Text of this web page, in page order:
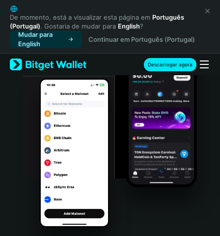
English
日本語
Tiếng Việt
Русский
Español (Latinoamérica)
Türkçe
Italiano
Português (Portugal)
Bahasa Indonesia
Português (Brasil)
Español (Argentina)
De momento, está a visualizar esta página em Português
(Portugal). Gostaria de mudar para English?
Mudar para
English
Continuar em Português (Portugal)
Descarregar agora